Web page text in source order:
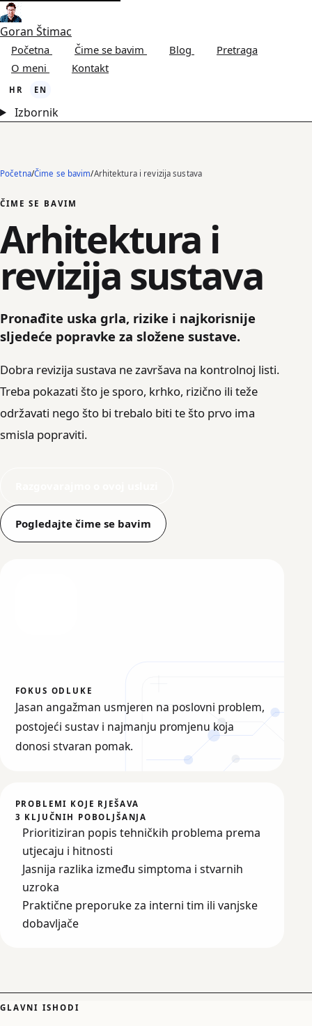
Goran Štimac
Početna Čime se bavim Blog
Pretraga
O meni
Kontakt
HR EN
Izbornik
Početna/Čime se bavim/Arhitektura i revizija sustava
ČIME SE BAVIM
Arhitektura i
revizija sustava
Pronađite uska grla, rizike i najkorisnije
sljedeće popravke za složene sustave.
Dobra revizija sustava ne završava na kontrolnoj listi.
Treba pokazati što je sporo, krhko, rizično ili teže
održavati nego što bi trebalo biti te što prvo ima
smisla popraviti.
Pogledajte čime se bavim
FOKUS ODLUKE
Jasan angažman usmjeren na poslovni problem,
postojeći sustav i najmanju promjenu koja
donosi stvaran pomak.
PROBLEMI KOJE RJEŠAVA
3 KLJUČNIH POBOLJŠANJA
Prioritiziran popis tehničkih problema prema
utjecaju i hitnosti
Jasnija razlika između simptoma i stvarnih
uzroka
Praktične preporuke za interni tim ili vanjske
dobavljače
GLAVNI ISHODI